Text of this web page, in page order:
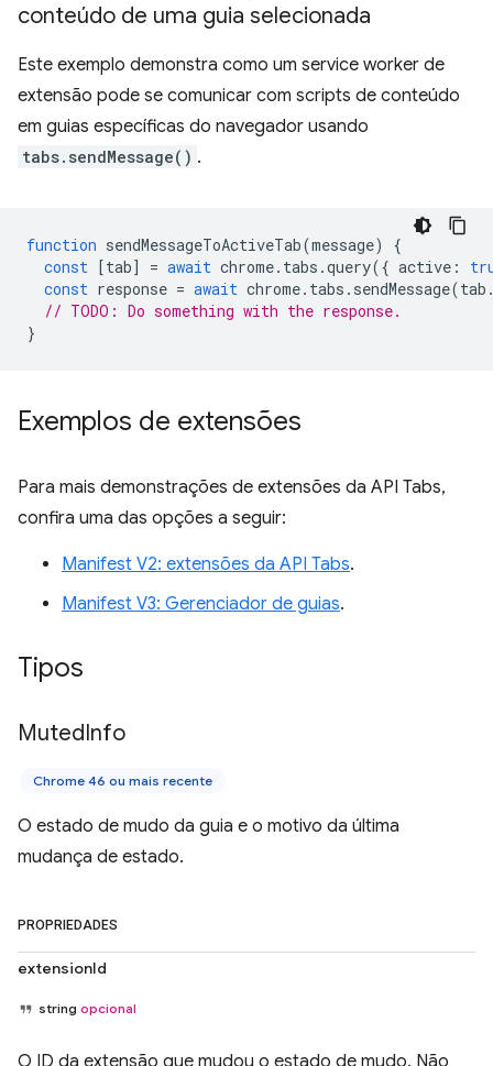
conteúdo de uma guia selecionada
Este exemplo demonstra como um service worker de
extensão pode se comunicar com scripts de conteúdo
em guias específicas do navegador usando
tabs.sendMessage() .
function sendMessageToActiveTab(message)
{
const [tab] = await chrome. tabs .query({ active :
const response = await chrome. tabs . sendMessage(tab
// TODO: Do something with the response.
}
Exemplos de extensões
Para mais demonstrações de extensões da API Tabs,
confira uma das opções a seguir:
Manifest V2: extensões da API Tabs.
Manifest V3: Gerenciador de guias.
Tipos
MutedInfo
Chrome 46 ou mais recente
O estado de mudo da guia e o motivo da última
mudança de estado.
PROPRIEDADES
extensionId
string opcional
O ID da extensão que mudou o estado de mudo. Não